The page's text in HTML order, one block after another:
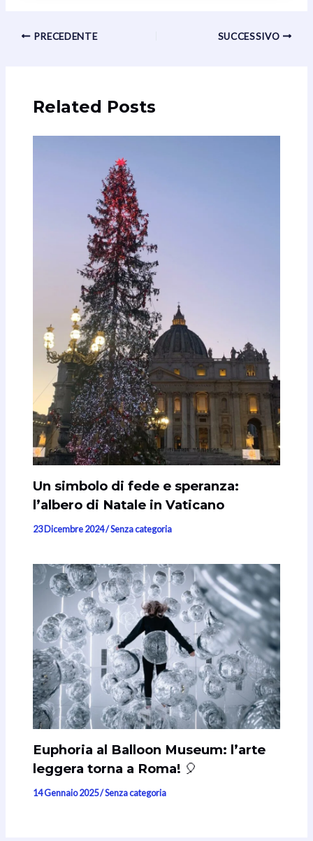
Navigazione
PRECEDENTE SUCCESSIVO
Related Posts
Un simbolo di fede e speranza:
l’albero di Natale in Vaticano
23 Dicembre 2024/Senza categoria
Euphoria al Balloon Museum: l’arte
leggera torna a Roma! 🎈
14 Gennaio 2025/Senza categoria